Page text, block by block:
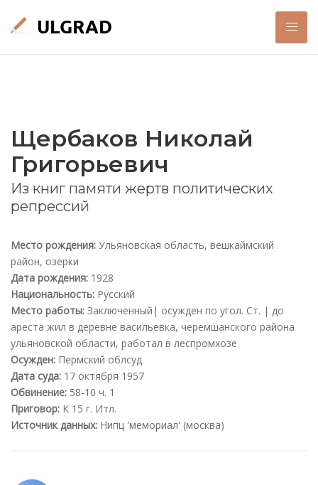
Щербаков Николай
Григорьевич
Из книг памяти жертв политических
репрессий
Место рождения: Ульяновская область, вешкаймский
район, озерки
Дата рождения: 1928
Национальность: Русский
Место работы: Заключенный| осужден по угол. Ст. | до
ареста жил в деревне васильевка, черемшанского района
ульяновской области, работал в леспромхозе
Осужден: Пермский облсуд
Дата суда: 17 октября 1957
Обвинение: 58-10 ч. 1
Приговор: К 15 г. Итл.
Источник данных: Нипц 'мемориал' (москва)